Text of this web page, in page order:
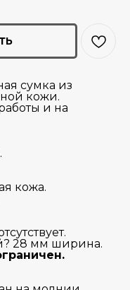
сумка из
кожи.
и на
кожа.
28 мм ширина.